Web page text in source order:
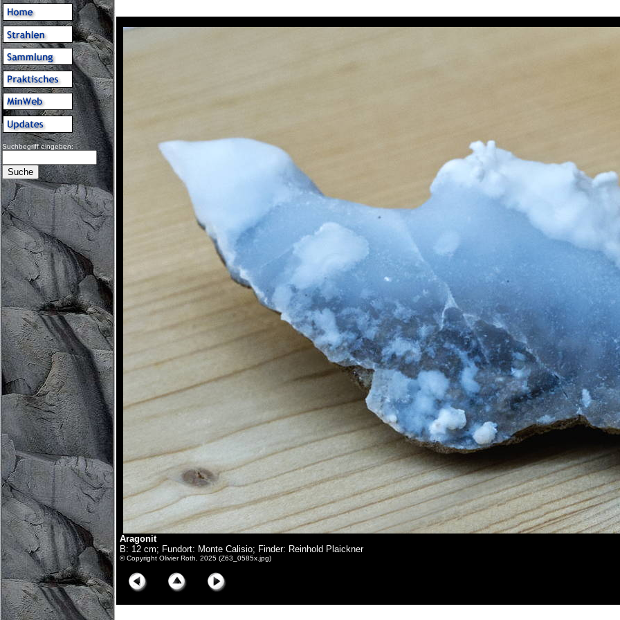
Suchbegriff eingeben:
Aragonit
B: 12 cm; Fundort: Monte Calisio; Finder: Reinhold Plaickner
© Copyright Olivier Roth, 2025 (Z63_0585x.jpg)